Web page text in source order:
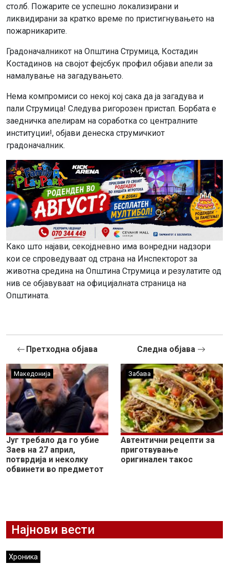
столб. Пожарите се успешно локализирани и
ликвидирани за кратко време по пристигнувањето на
пожарникарите.
Градоначалникот на Општина Струмица, Костадин
Костадинов на својот фејсбук профил објави апели за
намалување на загадувањето.
Нема компромиси со некој кој сака да ја загадува и
пали Струмица! Следува ригорозен пристап. Борбата е
заедничка апелирам на соработка со централните
институции!, објави денеска струмичкиот
градоначалник.
Како што најави, секојдневно има вонредни надзори
кои се спроведуваат од страна на Инспекторот за
животна средина на Општина Струмица и резулатите од
нив се објавуваат на официјалната страница на
Општината.
Претходна објава
Македонија
Југ требало да го убие
Заев на 27 април,
потврдија и неколку
обвинети во предметот
Следна објава
Забава
Автентични рецепти за
приготвување
оригинален такос
Најнови вести
Хроника